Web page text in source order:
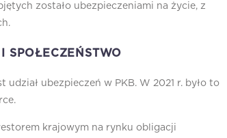
zostało ubezpieczeniami na życie, z
SPOŁECZEŃSTWO
ubezpieczeń w PKB. W 2021 r. było to
krajowym na rynku obligacji